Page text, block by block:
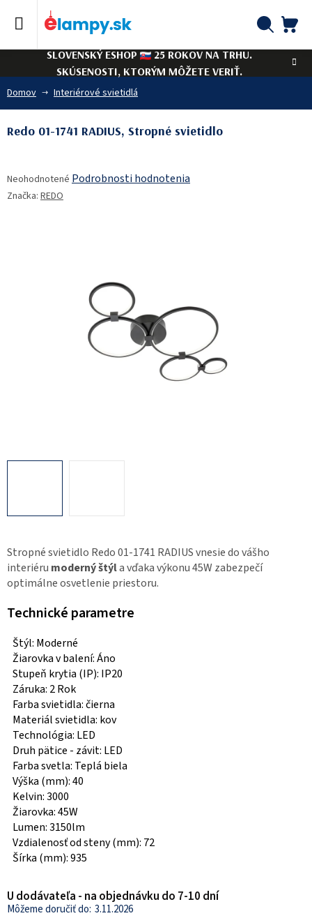
SLOVENSKÝ ESHOP
25 ROKOV NA TRHU.
SKÚSENOSTI, KTORÝM MÔŽETE VERIŤ.
Domov Interiérové svietidlá
Stropné svietidlo Redo 01-1741 RADIUS vnesie do vášho
interiéru moderný štýla vďaka výkonu 45W zabezpečí
optimálne osvetlenie priestoru.
Technické parametre
Štýl: Moderné
Žiarovka v balení: Áno
Stupeň krytia (IP): IP20
Záruka: 2 Rok
Farba svietidla: čierna
Materiál svietidla: kov
Technológia: LED
Druh pätice - závit: LED
Farba svetla: Teplá biela
Výška (mm): 40
Kelvin: 3000
Žiarovka: 45W
Lumen: 3150lm
Vzdialenosť od steny (mm): 72
Šírka (mm): 935
U dodávateľa - na objednávku do 7-10 dní
3.11.2026
Redo 01-1741 RADIUS, Stropné svietidlo
hodnotenie
produktu
Neohodnotené Podrobnosti hodnotenia
Značka: REDO